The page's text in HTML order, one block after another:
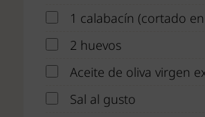
1 calabacín (cortado
2 huevos
Aceite de oliva virgen
Sal al gusto